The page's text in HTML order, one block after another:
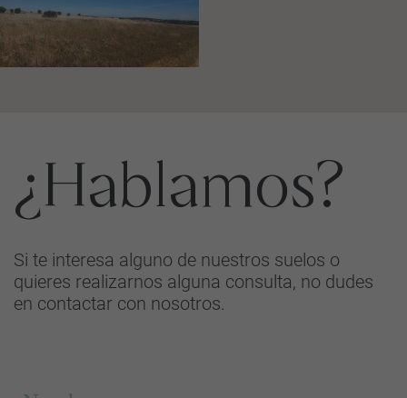
¿Hablamos?
Si te interesa alguno de nuestros suelos o
quieres realizarnos alguna consulta, no dudes
en contactar con nosotros.